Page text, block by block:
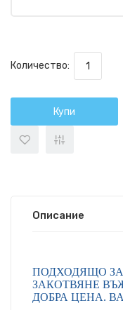
Количество:
Купи
Описание
ПОДХОДЯЩО
ЗАКОТВЯНЕ
ДОБРА ЦЕНА.